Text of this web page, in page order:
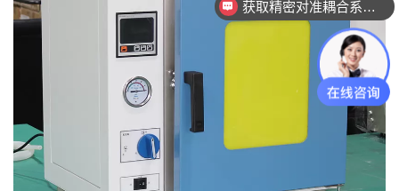
获取精密对准耦合系统技术方案